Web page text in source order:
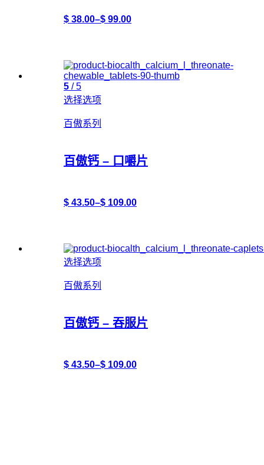
$ 38.00–$ 99.00
5 / 5
选择选项
百傲系列
百傲钙 – 口嚼片
$ 43.50–$ 109.00
选择选项
百傲系列
百傲钙 – 吞服片
$ 43.50–$ 109.00